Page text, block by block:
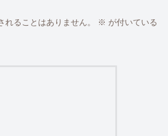
れることはありません。 ※ が付いている